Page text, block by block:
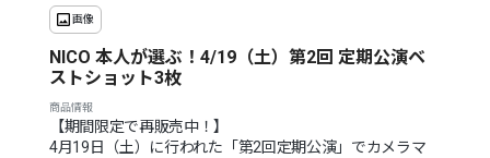
画像
NICO 本人が選ぶ！4/19（土）第2回 定期公演ベ
ストショット3枚
商品情報
【期間限定で再販売中！】
4月19日（土）に行われた「第2回定期公演」でカメラマ